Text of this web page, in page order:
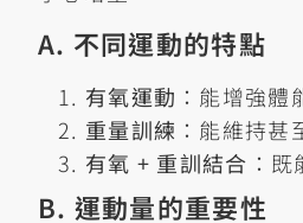
A. 不同運動的特點
有氧運動 ：能增強體
重量訓練 ：能維持
有氧 + 重訓結合 ：
B. 運動量的重要性